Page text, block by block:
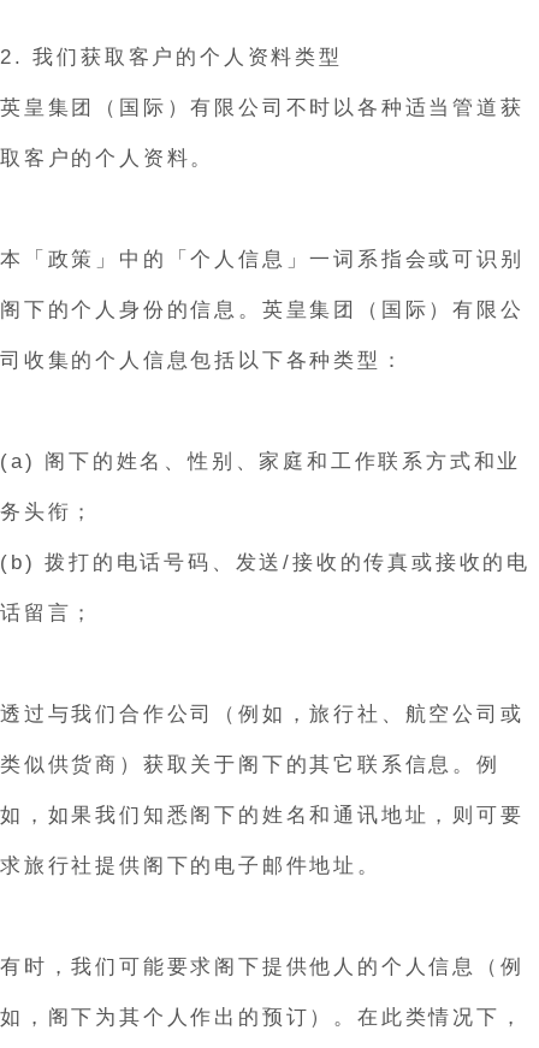
2. 我们获取客户的个人资料类型
英皇集团（国际）有限公司不时以各种适当管道获
取客户的个人资料。
本「政策」中的「个人信息」一词系指会或可识别
阁下的个人身份的信息。英皇集团（国际）有限公
司收集的个人信息包括以下各种类型：
(a) 阁下的姓名、性别、家庭和工作联系方式和业
务头衔；
(b) 拨打的电话号码、发送/接收的传真或接收的电
话留言；
透过与我们合作公司（例如，旅行社、航空公司或
类似供货商）获取关于阁下的其它联系信息。例
如，如果我们知悉阁下的姓名和通讯地址，则可要
求旅行社提供阁下的电子邮件地址。
有时，我们可能要求阁下提供他人的个人信息（例
如，阁下为其个人作出的预订）。在此类情况下，